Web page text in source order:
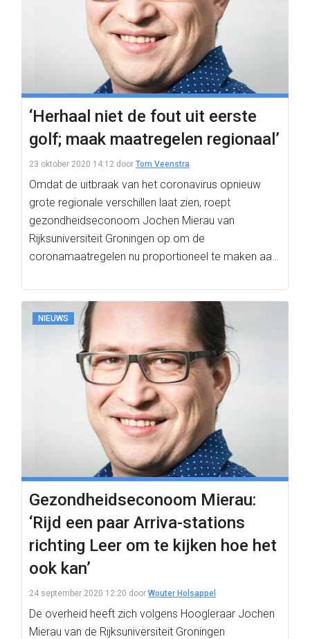
‘Herhaal niet de fout uit eerste
golf; maak maatregelen regionaal’
23 oktober 2020 14:12 door Tom Veenstra
Omdat de uitbraak van het coronavirus opnieuw
grote regionale verschillen laat zien, roept
gezondheidseconoom Jochen Mierau van
Rijksuniversiteit Groningen op om de
coronamaatregelen nu proportioneel te maken aan
NIEUWS
Gezondheidseconoom Mierau:
‘Rijd een paar Arriva-stations
richting Leer om te kijken hoe het
ook kan’
24 september 2020 12:20 door Wouter Holsappel
De overheid heeft zich volgens Hoogleraar Jochen
Mierau van de Rijksuniversiteit Groningen